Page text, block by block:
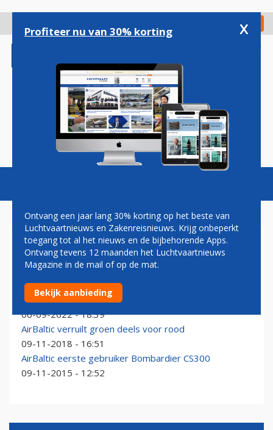
gaan
Check in
Magazine Podcasts Vacatures
LETLAND
Lichaamsdelen gevonden op plek waar vliegtuig in
Oostzee stortte
06-09-2022 - 18:39
AirBaltic verruilt groen deels voor rood
09-11-2018 - 16:51
AirBaltic eerste gebruiker Bombardier CS300
09-11-2015 - 12:52
Profiteer nu van 30% korting x
Ontvang een jaar lang 30% korting op het beste van
Luchtvaartnieuws en Zakenreisnieuws. Krijg onbeperkt
toegang tot al het nieuws en de bijbehorende Apps.
Ontvang tevens 12 maanden het Luchtvaartnieuws
Magazine in de mail of op de mat.
Bekijk aanbieding